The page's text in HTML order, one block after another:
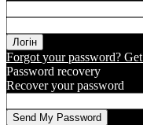
Forgot your password?
Password recovery
Recover your password